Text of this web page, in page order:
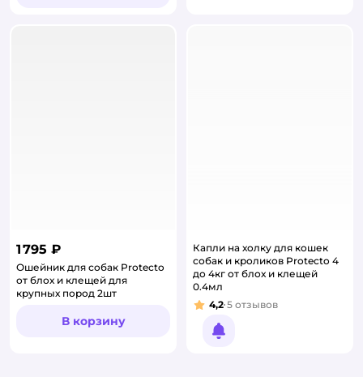
1 795 ₽
Ошейник для собак Protecto
от блох и клещей для
крупных пород 2шт
В корзину
Капли на холку для кошек
собак и кроликов Protecto 4
до 4кг от блох и клещей
0.4мл
Рейтинг:
4,2 5 отзывов
Уведомить о появлении